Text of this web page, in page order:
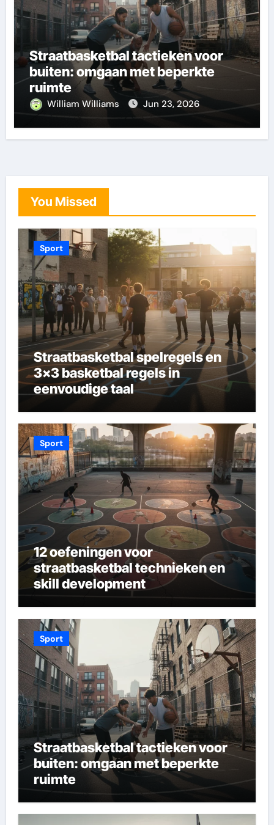
Straatbasketbal tactieken voor
buiten: omgaan met beperkte
ruimte
William Williams Jun 23, 2026
You Missed
Sport
Straatbasketbal spelregels en
3×3 basketbal regels in
eenvoudige taal
Sport
12 oefeningen voor
straatbasketbal technieken en
skill development
Sport
Straatbasketbal tactieken voor
buiten: omgaan met beperkte
ruimte